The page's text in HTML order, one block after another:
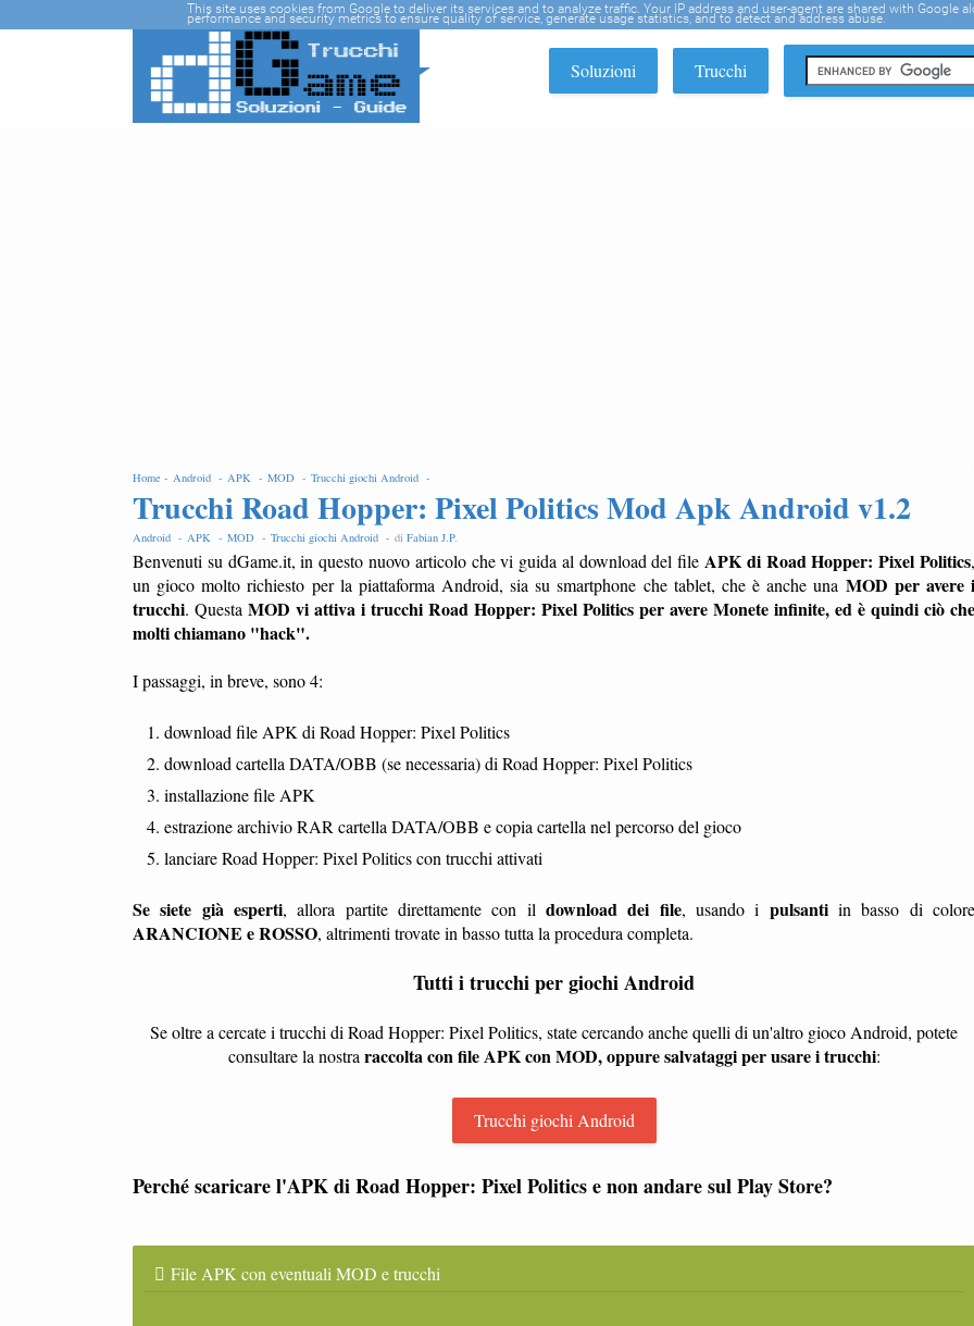
Soluzioni Trucchi
Home - Android - APK - MOD - Trucchi giochi Android -
Trucchi Road Hopper: Pixel Politics Mod Apk Android v1.2
Android - APK - MOD - Trucchi giochi Android - di Fabian J.P.
Benvenuti su dGame.it, in questo nuovo articolo che vi guida al download del file APK di Road Hopper: Pixel Politics
un gioco molto richiesto per la piattaforma Android, sia su smartphone che tablet, che è anche una MOD per avere
trucchi. Questa MOD vi attiva i trucchi Road Hopper: Pixel Politics per avere Monete infinite, ed è quindi ciò che
molti chiamano "hack".
I passaggi, in breve, sono 4:
download file APK di Road Hopper: Pixel Politics
download cartella DATA/OBB (se necessaria) di Road Hopper: Pixel Politics
installazione file APK
estrazione archivio RAR cartella DATA/OBB e copia cartella nel percorso del gioco
lanciare Road Hopper: Pixel Politics con trucchi attivati
Se siete già esperti, allora partite direttamente con il download dei file, usando i pulsantiin basso di
ARANCIONE e ROSSO, altrimenti trovate in basso tutta la procedura completa.
Tutti i trucchi per giochi Android
Se oltre a cercate i trucchi di Road Hopper: Pixel Politics, state cercando anche quelli di un'altro gioco Android, potete
consultare la nostra raccolta con file APK con MOD, oppure salvataggi per usare i trucchi:
Trucchi giochi Android
Perché scaricare l'APK di Road Hopper: Pixel Politics e non andare sul Play Store?
File APK con eventuali MOD e trucchi
This site uses cookies from Google to deliver its services and to analyze traffic. Your IP address and user-agent are shared with Google
performance and security metrics to ensure quality of service, generate usage statistics, and to detect and address abuse.